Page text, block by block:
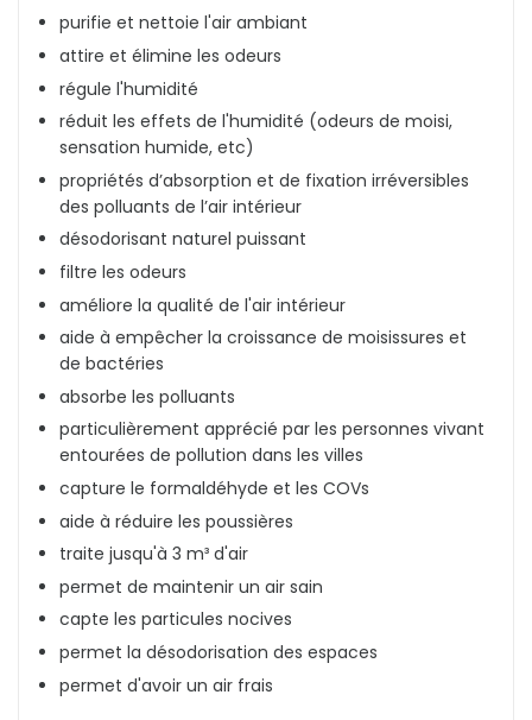
purifie et nettoie l'air ambiant
attire et élimine les odeurs
régule l'humidité
réduit les effets de l'humidité (odeurs de moisi,
sensation humide, etc)
propriétés d’absorption et de fixation irréversibles
des polluants de l’air intérieur
désodorisant naturel puissant
filtre les odeurs
améliore la qualité de l'air intérieur
aide à empêcher la croissance de moisissures et
de bactéries
absorbe les polluants
particulièrement apprécié par les personnes vivant
entourées de pollution dans les villes
capture le formaldéhyde et les COVs
aide à réduire les poussières
traite jusqu'à 3 m³ d'air
permet de maintenir un air sain
capte les particules nocives
permet la désodorisation des espaces
permet d'avoir un air frais